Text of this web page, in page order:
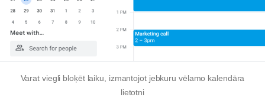
Varat viegli bloķēt laiku, izmantojot jebkuru vēlamo kalendāra
lietotni